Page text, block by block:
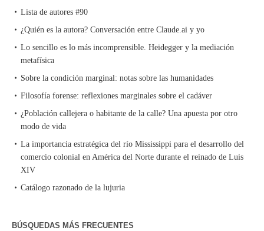
Lista de autores #90
¿Quién es la autora? Conversación entre Claude.ai y yo
Lo sencillo es lo más incomprensible. Heidegger y la mediación
metafísica
Sobre la condición marginal: notas sobre las humanidades
Filosofía forense: reflexiones marginales sobre el cadáver
¿Población callejera o habitante de la calle? Una apuesta por otro
modo de vida
La importancia estratégica del río Mississippi para el desarrollo del
comercio colonial en América del Norte durante el reinado de Luis
XIV
Catálogo razonado de la lujuria
BÚSQUEDAS MÁS FRECUENTES